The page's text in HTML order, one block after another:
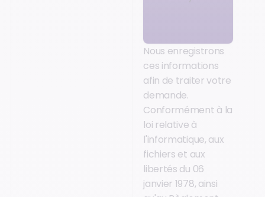
Nous enregistrons
ces informations
afin de traiter votre
demande.
Conformément à la
loi relative à
l'informatique, aux
fichiers et aux
libertés du 06
janvier 1978, ainsi